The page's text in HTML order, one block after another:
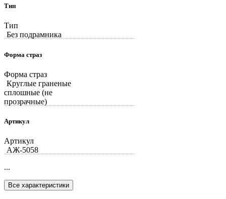
Тип
Тип
Без подрамника
Форма страз
Форма страз
Круглые граненые
сплошные (не
прозрачные)
Артикул
Артикул
АЖ-5058
...
Все характеристики